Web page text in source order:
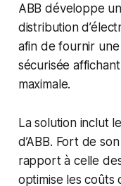
ABB développe
distribution
afin de fournir
sécurisée
maximale.
La solution inclut
d’ABB. Fort de
rapport à celle
optimise les coûts